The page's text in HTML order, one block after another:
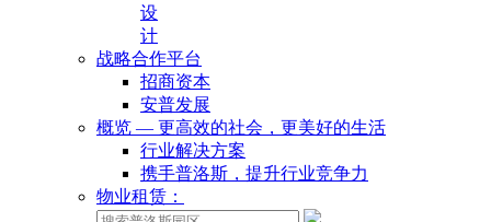
设
计
战略合作平台
招商资本
安普发展
概览 — 更高效的社会，更美好的生活
行业解决方案
携手普洛斯，提升行业竞争力
物业租赁：